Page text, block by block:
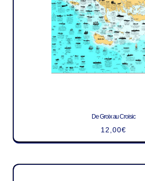
De Groix au Croisic
12,00€